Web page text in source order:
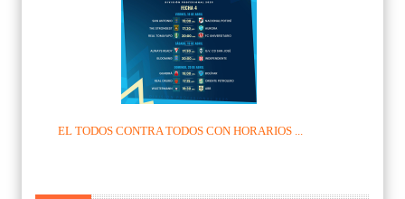
EL TODOS CONTRA TODOS CON HORARIOS ...